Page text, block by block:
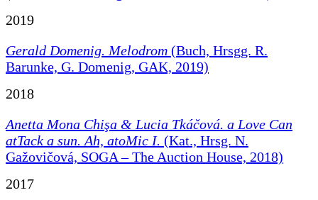
2019
Gerald Domenig. Melodrom (Buch, Hrsgg. R.
Barunke, G. Domenig, GAK, 2019)
2018
Anetta Mona Chişa & Lucia Tkáčová. a Love Can
atTack a sun. Ah, atoMic I. (Kat., Hrsg. N.
Gažovičová, SOGA – The Auction House, 2018)
2017